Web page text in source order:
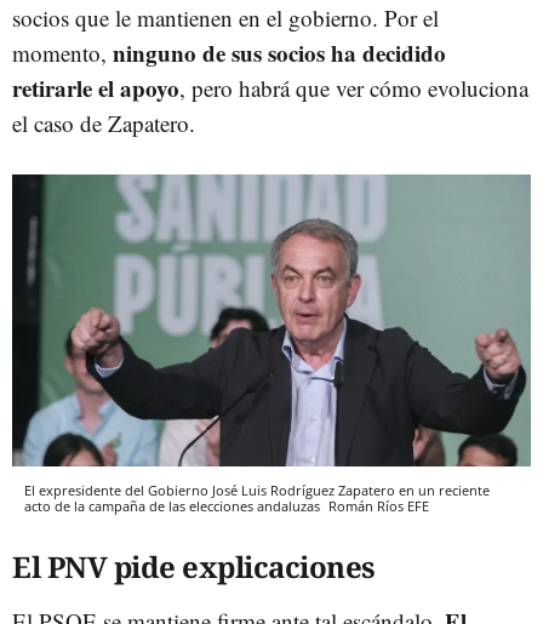
socios que le mantienen en el gobierno. Por el
momento, ninguno de sus socios ha decidido
retirarle el apoyo, pero habrá que ver cómo evoluciona
el caso de Zapatero.
El expresidente del Gobierno José Luis Rodríguez Zapatero en un reciente
acto de la campaña de las elecciones andaluzas Román Ríos EFE
El PNV pide explicaciones